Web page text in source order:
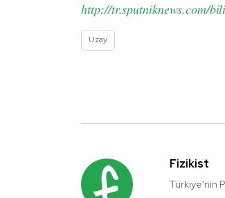
http://tr.sputniknews.com/
Uzay
Fizikist
Türkiye'nin